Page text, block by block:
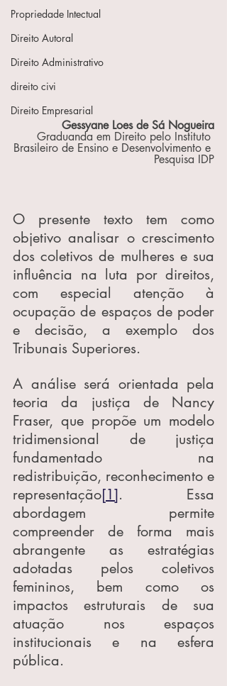
Propriedade Intectual
Direito Autoral
Direito Administrativo
direito civi
Direito Empresarial
Gessyane Loes de Sá Nogueira
Graduanda em Direito pelo Instituto
Brasileiro de Ensino e Desenvolvimento e
Pesquisa IDP
O presente texto tem como
objetivo analisar o crescimento
dos coletivos de mulheres e sua
influência na luta por direitos,
com especial atenção à
ocupação de espaços de poder
e decisão, a exemplo dos
Tribunais Superiores.
A análise será orientada pela
teoria da justiça de Nancy
Fraser, que propõe um modelo
tridimensional de justiça
fundamentado na
redistribuição, reconhecimento e
representação[1]. Essa
abordagem permite
compreender de forma mais
abrangente as estratégias
adotadas pelos coletivos
femininos, bem como os
impactos estruturais de sua
atuação nos espaços
institucionais e na esfera
pública.